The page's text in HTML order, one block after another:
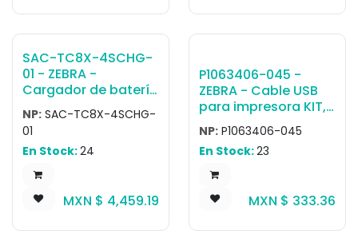
SAC-TC8X-4SCHG-
01 - ZEBRA -
Cargador de batería
TC8X 4-slot spare
battery charger.
NP: SAC-TC8X-4SCHG-
01
En Stock:24
MXN $ 4,459.19
P1063406-045 -
ZEBRA - Cable USB
para impresora KIT,
Acc Micro,USB,B,
to,USB,A,Plug,1.8M,
ZQ500 Series
NP: P1063406-045
En Stock:23
MXN $ 333.36